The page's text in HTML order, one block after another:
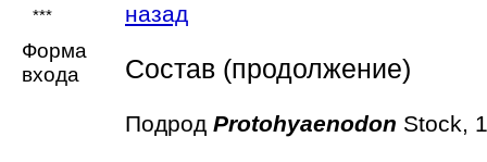
***
Форма
входа
назад
Состав (продолжение)
Подрод Protohyaenodon Stock,